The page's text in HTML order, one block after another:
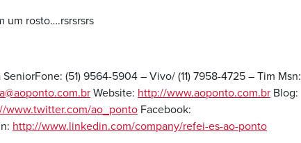
um rosto….rsrsrsrs
(51) 9564-5904 – Vivo/ (11) 7958-4725 – Tim Msn:
Website: http://www.aoponto.com.br Blog:
www.twitter.com/ao_ponto Facebook:
http://www.linkedin.com/company/refei-es-ao-ponto